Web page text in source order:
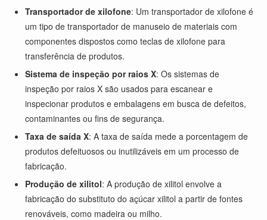
Transportador de xilofone: Um transportador de xilofone é
um tipo de transportador de manuseio de materiais com
componentes dispostos como teclas de xilofone para
transferência de produtos.
Sistema de inspeção por raios X: Os sistemas de
inspeção por raios X são usados para escanear e
inspecionar produtos e embalagens em busca de defeitos,
contaminantes ou fins de segurança.
Taxa de saída X: A taxa de saída mede a porcentagem de
produtos defeituosos ou inutilizáveis em um processo de
fabricação.
Produção de xilitol: A produção de xilitol envolve a
fabricação do substituto do açúcar xilitol a partir de fontes
renováveis, como madeira ou milho.